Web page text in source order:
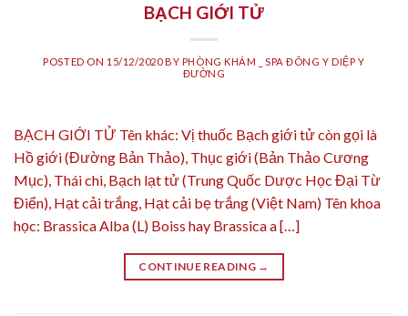
BẠCH GIỚI TỬ
POSTED ON 15/12/2020BY PHÒNG KHÁM _ SPA ĐÔNG Y DIỆP Y
ĐƯỜNG
BẠCH GIỚI TỬ Tên khác: Vị thuốc Bạch giới tử còn gọi là
Hồ giới (Đường Bản Thảo), Thục giới (Bản Thảo Cương
Mục), Thái chi, Bạch lạt tử (Trung Quốc Dược Học Đại Từ
Điển), Hạt cải trắng, Hạt cải bẹ trắng (Việt Nam) Tên khoa
học: Brassica Alba (L) Boiss hay Brassica a […]
CONTINUE READING →